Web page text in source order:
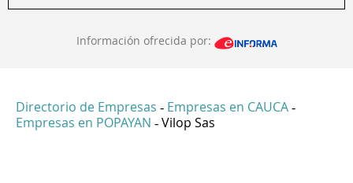
Información ofrecida por:
Directorio de Empresas - Empresas en CAUCA -
Empresas en POPAYAN - Vilop Sas